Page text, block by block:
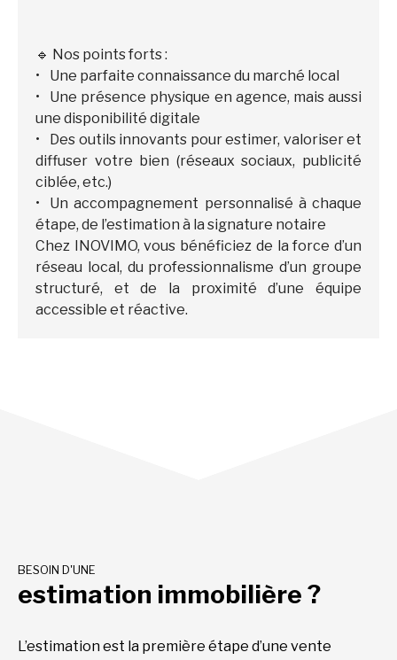
🔹 Nos points forts :
Une parfaite connaissance du marché local
Une présence physique en agence, mais aussi
une disponibilité digitale
Des outils innovants pour estimer, valoriser et
diffuser votre bien (réseaux sociaux, publicité
ciblée, etc.)
Un accompagnement personnalisé à chaque
étape, de l’estimation à la signature notaire
Chez INOVIMO, vous bénéficiez de la force d’un
réseau local, du professionnalisme d’un groupe
structuré, et de la proximité d’une équipe
accessible et réactive.
BESOIN D'UNE
estimation immobilière ?
L’estimation est la première étape d’une vente